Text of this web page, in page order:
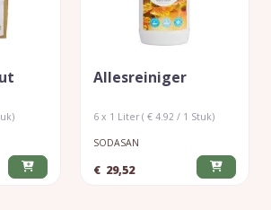
Allesreiniger
6 x 1 Liter ( € 4.92 / 1 Stuk)
SODASAN
€ 29,52